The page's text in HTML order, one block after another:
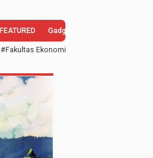
FEATURED Gadgets
#Fakultas Ekonomi dan Bisnis Islam